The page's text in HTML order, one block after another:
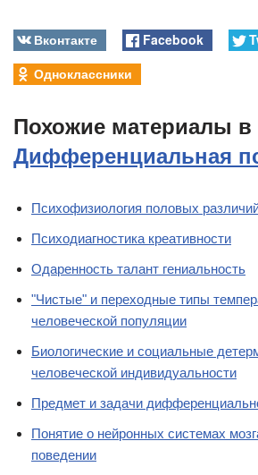
Вконтакте Facebook
Одноклассники
Похожие материалы в
Дифференциальная
Психофизиология половых
Психодиагностика креативности
Одаренность талант гениальность
"Чистые" и переходные типы
человеческой популяции
Биологические и социальные
человеческой индивидуальности
Предмет и задачи
Понятие о нейронных системах
поведении